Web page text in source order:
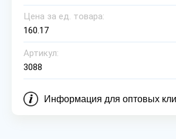
Цена за ед. товара:
160.17
Артикул:
3088
Информация для оптовых